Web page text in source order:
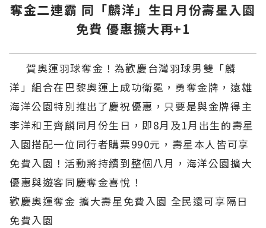
奪金二連霸 同「麟洋」生日月份壽星入園
免費 優惠擴大再+1
賀奧運羽球奪金！為歡慶台灣羽球男雙「麟
洋」組合在巴黎奧運上成功衛冕，勇奪金牌，遠雄
海洋公園特別推出了慶祝優惠，只要是與金牌得主
李洋和王齊麟同月份生日，即8月及1月出生的壽星
入園搭配一位同行者購票990元，壽星本人皆可享
免費入園！活動將持續到整個八月，海洋公園擴大
優惠與遊客同慶奪金喜悅！
歡慶奧運奪金 擴大壽星免費入園 全民還可享隔日
免費入園